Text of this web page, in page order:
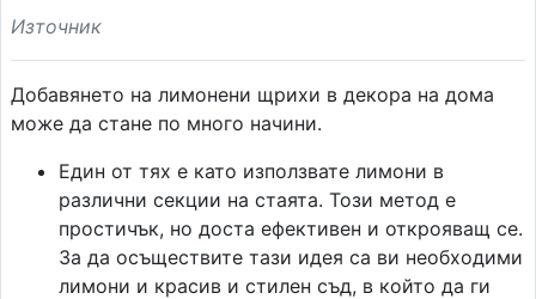
Източник
Добавянето на лимонени щрихи в декора на дома
може да стане по много начини.
Един от тях е като използвате лимони в
различни секции на стаята. Този метод е
простичък, но доста ефективен и открояващ се.
За да осъществите тази идея са ви необходими
лимони и красив и стилен съд, в който да ги